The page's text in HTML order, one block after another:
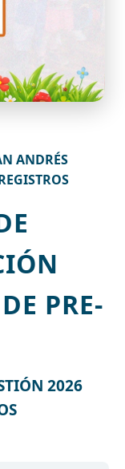
ANDRÉS
PRE-
2026